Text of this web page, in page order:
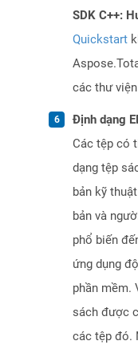
SDK C++:
Quickstart
các thư
Định dạng
Các tệp có
dạng tệp
bản kỹ
bản và
phổ biến
ứng dụng
phần mềm.
sách được
các tệp đó.